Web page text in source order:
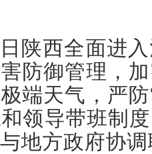
陕西全面进
防御管理，
端天气，严
领导带班制
地方政府协